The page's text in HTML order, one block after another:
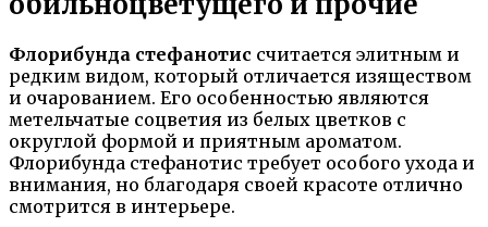
Флорибунда стефанотис считается элитным и
редким видом, который отличается изяществом
и очарованием. Его особенностью являются
метельчатые соцветия из белых цветков с
округлой формой и приятным ароматом.
Флорибунда стефанотис требует особого ухода и
внимания, но благодаря своей красоте отлично
смотрится в интерьере.